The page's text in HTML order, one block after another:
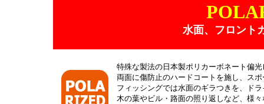
水面、フロント
特殊な製法の日本製ポリカーボネート偏
両面に傷防止のハードコートを施し、ス
フィッシングでは水面のギラつきを、ド
木の葉やビル・路面の照り返しなど、様